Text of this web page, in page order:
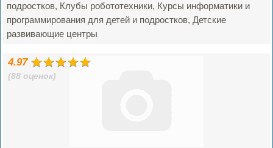
подростков, Клубы робототехники, Курсы информатики и
программирования для детей и подростков, Детские
развивающие центры
4.97
(88 оценок)